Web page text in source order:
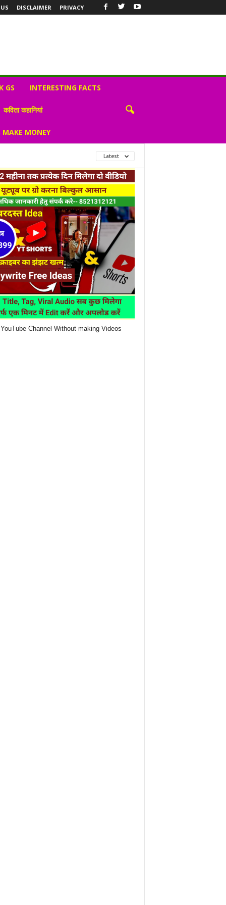
DISCLAIMER PRIVACY
GS INTERESTING FACTS
कविता कहानियां
MONEY
Latest
Channel Without making Videos